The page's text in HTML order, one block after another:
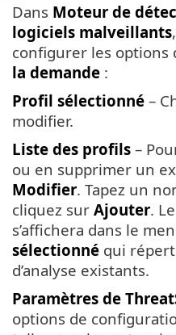
Dans Moteur de
logiciels malveillants
configurer les options
la demande :
Profil sélectionné –
modifier.
Liste des profils –
ou en supprimer un
Modifier. Tapez un
cliquez sur Ajouter.
s’affichera dans le
sélectionné qui
d’analyse existants.
Paramètres de
options de